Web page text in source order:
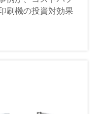
刷機の投資対効果
ます。新規に設立
は、高価な輸入印
レキソ設備を比較